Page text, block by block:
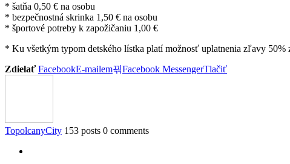
* šatňa 0,50 € na osobu
* bezpečnostná skrinka 1,50 € na osobu
* športové potreby k zapožičaniu 1,00 €
* Ku všetkým typom detského lístka platí možnosť uplatnenia zľavy
ZdielaťFacebookE-mailem Facebook MessengerTlačiť
TopolcanyCity 153 posts 0 comments